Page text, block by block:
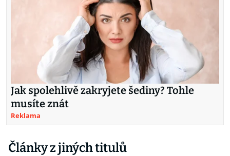
Jak spolehlivě zakryjete šediny? Tohle
musíte znát
Reklama
Články z jiných titulů